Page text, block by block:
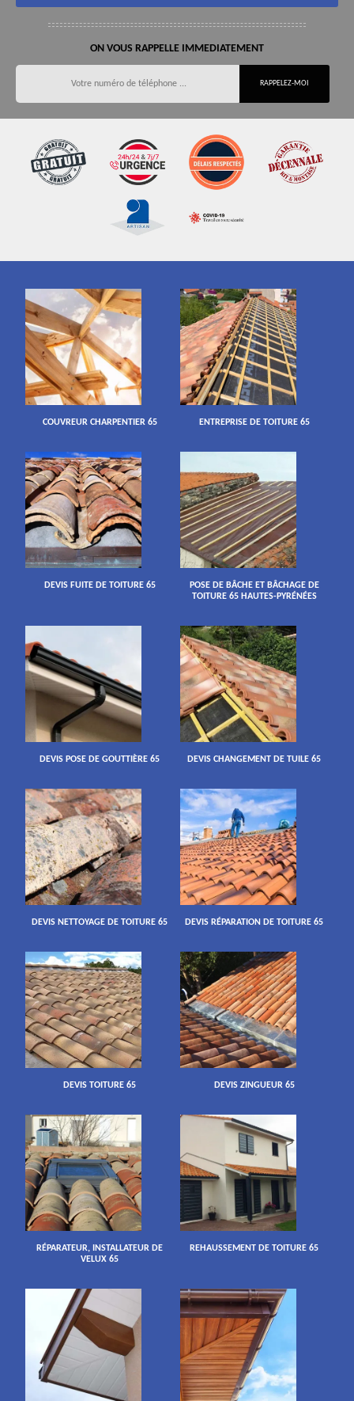
ON VOUS RAPPELLE IMMEDIATEMENT
COUVREUR CHARPENTIER 65 ENTREPRISE DE TOITURE 65
DEVIS FUITE DE TOITURE 65
POSE DE BÂCHE ET BÂCHAGE DE
TOITURE 65 HAUTES-PYRÉNÉES
DEVIS POSE DE GOUTTIÈRE 65 DEVIS CHANGEMENT DE TUILE 65
DEVIS NETTOYAGE DE TOITURE 65 DEVIS RÉPARATION DE TOITURE 65
DEVIS TOITURE 65 DEVIS ZINGUEUR 65
RÉPARATEUR, INSTALLATEUR DE
VELUX 65
REHAUSSEMENT DE TOITURE 65